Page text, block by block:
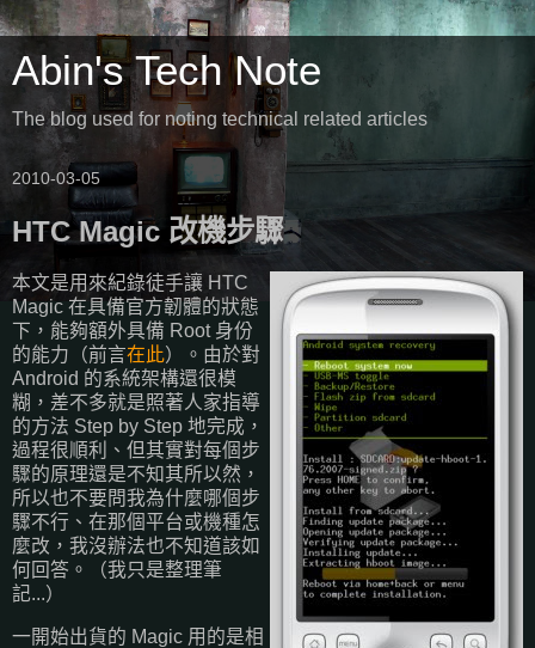
Abin's Tech Note
The blog used for noting technical related articles
2010-03-05
HTC Magic 改機步驟
本文是用來紀錄徒手讓 HTC
Magic 在具備官方韌體的狀態
下，能夠額外具備 Root 身份
的能力（前言在此）。由於對
Android 的系統架構還很模
糊，差不多就是照著人家指導
的方法 Step by Step 地完成，
過程很順利、但其實對每個步
驟的原理還是不知其所以然，
所以也不要問我為什麼哪個步
驟不行、在那個平台或機種怎
麼改，我沒辦法也不知道該如
何回答。（我只是整理筆
記...）
一開始出貨的 Magic 用的是相